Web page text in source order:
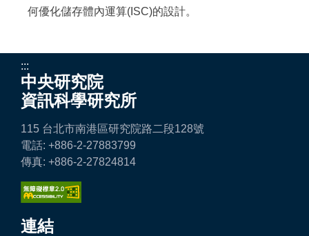
何優化儲存體內運算(ISC)的設計。
:::
中央研究院
資訊科學研究所
115 台北市南港區研究院路二段128號
電話: +886-2-27883799
傳真: +886-2-27824814
連結